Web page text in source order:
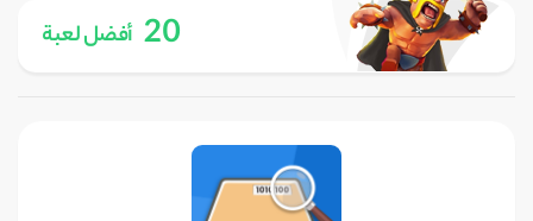
20 أفضل لعبة